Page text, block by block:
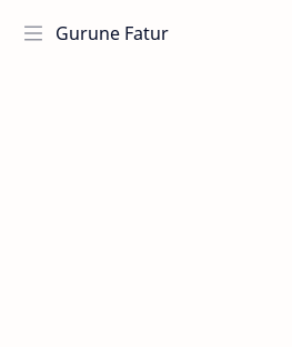
Gurune Fatur